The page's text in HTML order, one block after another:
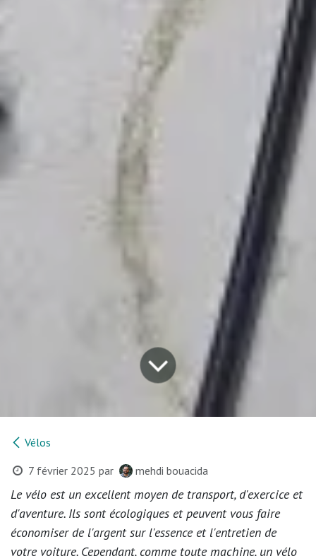
Vélos
7 février 2025 par mehdi bouacida
Le vélo est un excellent moyen de transport, d'exercice et
d'aventure. Ils sont écologiques et peuvent vous faire
économiser de l'argent sur l'essence et l'entretien de
votre voiture. Cependant, comme toute machine, un vélo